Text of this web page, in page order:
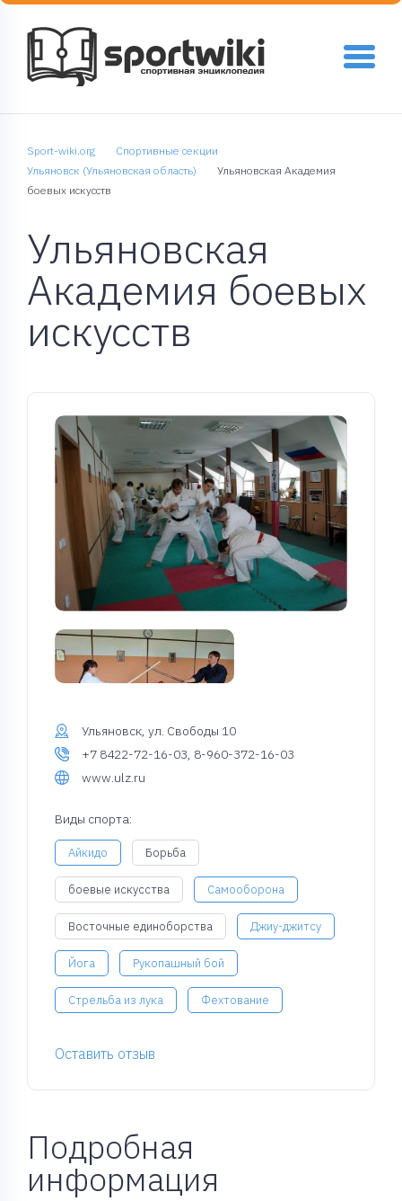
Sport-wiki.org
Спортивные секции
Ульяновск (Ульяновская область)
Ульяновская Академия
боевых искусств
Ульяновская
Академия боевых
искусств
Ульяновск, ул. Свободы 10
+7 8422-72-16-03, 8-960-372-16-03
www.ulz.ru
Виды спорта:
Айкидо Борьба
боевые искусства Самооборона
Восточные единоборства Джиу-джитсу
Йога Рукопашный бой
Стрельба из лука Фехтование
Оставить отзыв
Подробная
информация